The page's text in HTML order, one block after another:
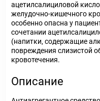
ацетилсалициловой
желудочно-кишечного
особенно опасна у
сочетании
(напитки, содержащие
повреждения слизистой
кровотечения.
Описание